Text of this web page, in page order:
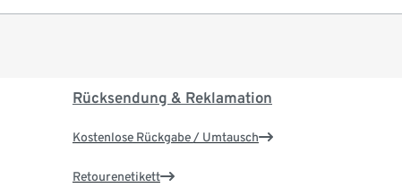
Rücksendung & Reklamation
Kostenlose Rückgabe / Umtausch
Retourenetikett